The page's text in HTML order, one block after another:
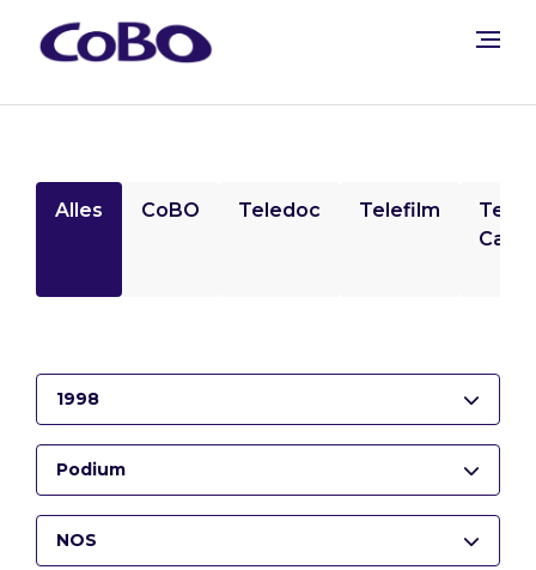
Alles CoBO Teledoc Telefilm
1998
Podium
NOS